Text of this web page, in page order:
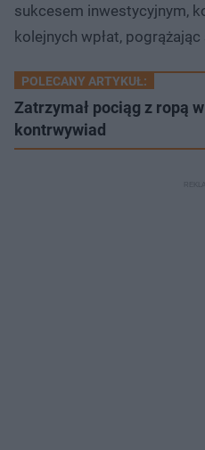
sukcesem inwestycyjnym,
kolejnych wpłat,
POLECANY ARTYKUŁ:
Zatrzymał pociąg z ropą
kontrwywiad